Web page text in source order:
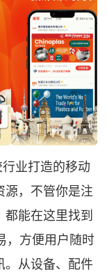
业打造的移动
源，不管你是注
能在这里找到
，方便用户随时
。从设备、配件